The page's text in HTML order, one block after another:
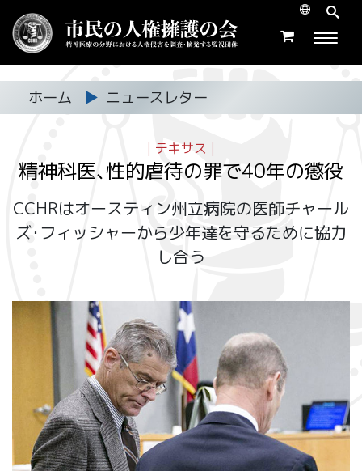
ホーム ▶ ニュースレター
| テキサス |
精神科医､性的虐待の罪で40年の懲役
CCHRはオースティン州立病院の医師チャール
ズ･フィッシャーから少年達を守るために協力
し合う